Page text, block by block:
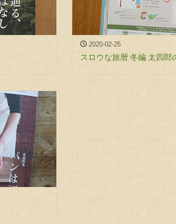
2020-02-25
スロウな旅暦 冬編 太四郎